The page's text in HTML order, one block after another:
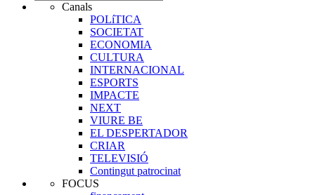
Canals
POLíTICA
SOCIETAT
ECONOMIA
CULTURA
INTERNACIONAL
ESPORTS
IMPACTE
NEXT
VIURE BE
EL DESPERTADOR
CRIAR
TELEVISIÓ
Contingut patrocinat
FOCUS